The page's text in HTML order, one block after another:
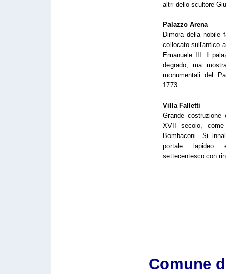
altri dello scultore
Palazzo Arena
Dimora della nobile
collocato sull'antico
Emanuele III. Il
degrado, ma
monumentali del
1773.
Villa Falletti
Grande
XVII secolo,
Bombaconi. Si
portale lapideo
settecentesco con
Comune